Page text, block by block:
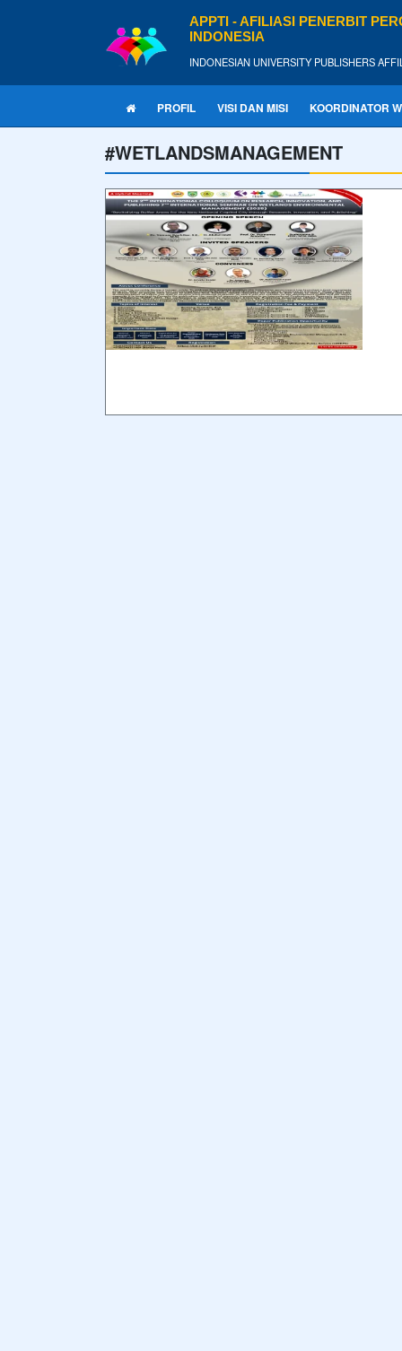
APPTI - AFILIASI PENERBIT
INDONESIA
INDONESIAN UNIVERSITY PUBLISHERS
PROFIL VISI DAN MISI KOORDINATOR
#WETLANDSMANAGEMENT